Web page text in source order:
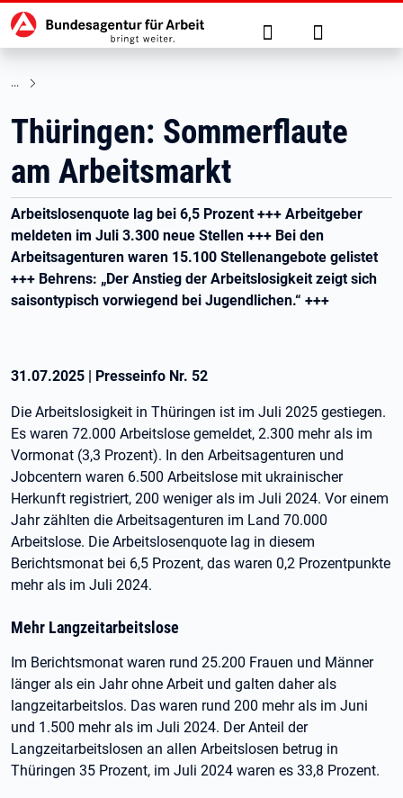
zu den Hauptinhalten springen
Hauptnavigation Suche Anmelden
Thüringen: Sommerflaute
am Arbeitsmarkt
Arbeitslosenquote lag bei 6,5 Prozent +++ Arbeitgeber
meldeten im Juli 3.300 neue Stellen +++ Bei den
Arbeitsagenturen waren 15.100 Stellenangebote gelistet
+++ Behrens: „Der Anstieg der Arbeitslosigkeit zeigt sich
saisontypisch vorwiegend bei Jugendlichen.“ +++
31.07.2025 | Presseinfo Nr. 52
Die Arbeitslosigkeit in Thüringen ist im Juli 2025 gestiegen.
Es waren 72.000 Arbeitslose gemeldet, 2.300 mehr als im
Vormonat (3,3 Prozent). In den Arbeitsagenturen und
Jobcentern waren 6.500 Arbeitslose mit ukrainischer
Herkunft registriert, 200 weniger als im Juli 2024. Vor einem
Jahr zählten die Arbeitsagenturen im Land 70.000
Arbeitslose. Die Arbeitslosenquote lag in diesem
Berichtsmonat bei 6,5 Prozent, das waren 0,2 Prozentpunkte
mehr als im Juli 2024.
Mehr Langzeitarbeitslose
Im Berichtsmonat waren rund 25.200 Frauen und Männer
länger als ein Jahr ohne Arbeit und galten daher als
langzeitarbeitslos. Das waren rund 200 mehr als im Juni
und 1.500 mehr als im Juli 2024. Der Anteil der
Langzeitarbeitslosen an allen Arbeitslosen betrug in
Thüringen 35 Prozent, im Juli 2024 waren es 33,8 Prozent.